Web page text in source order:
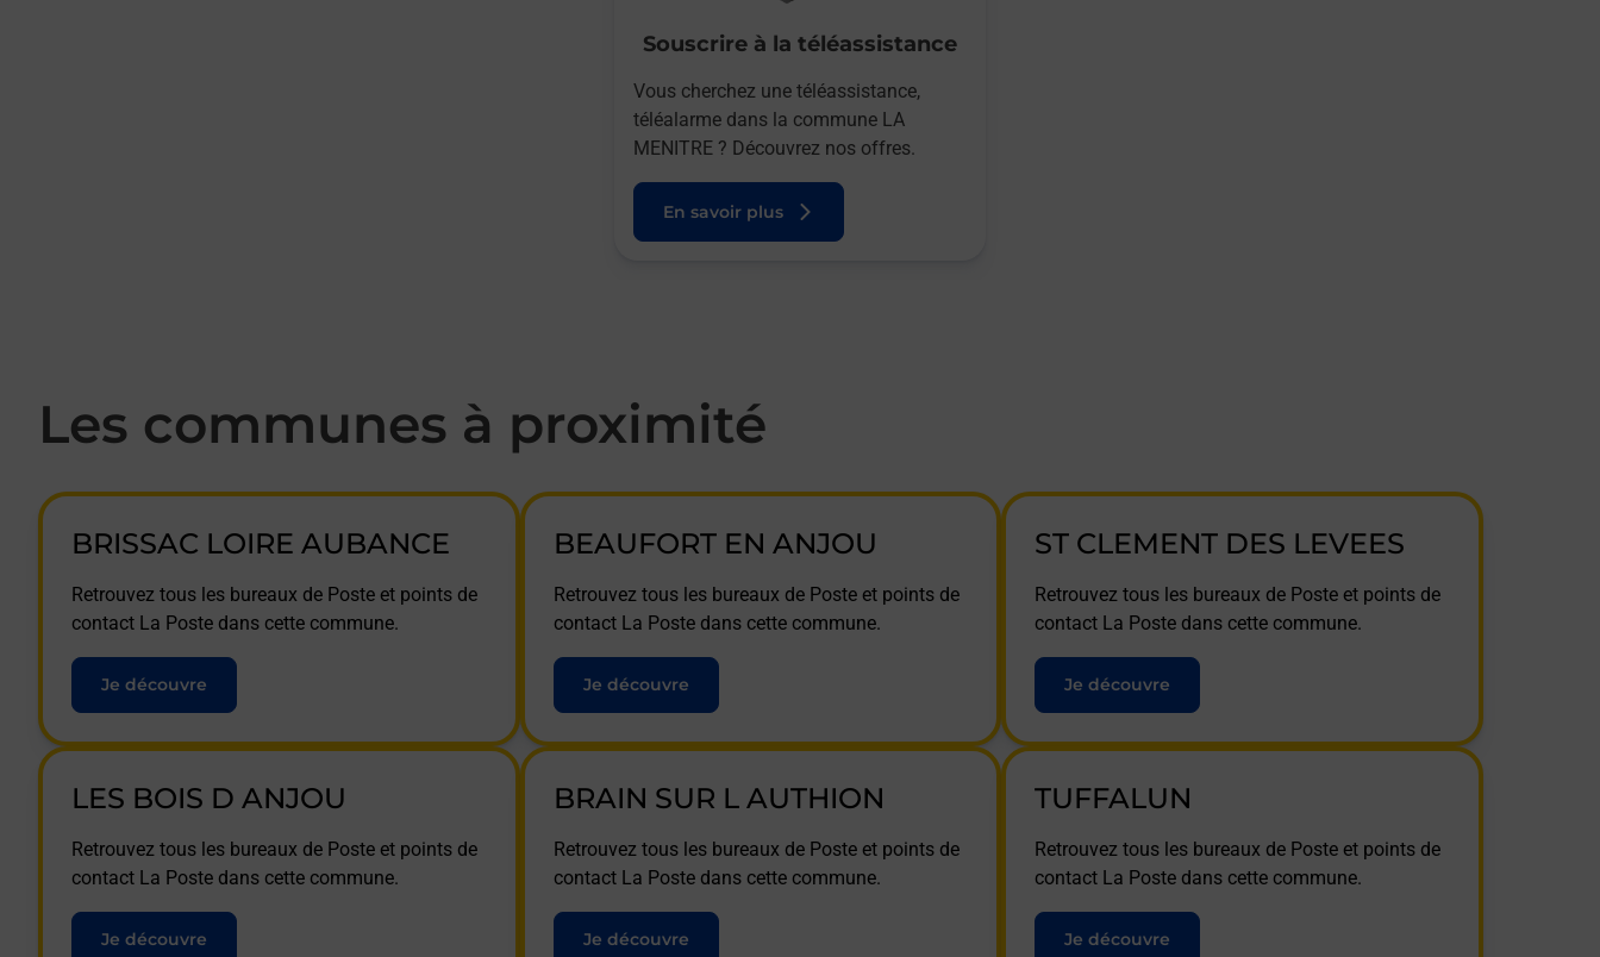
Souscrire à la téléassistance
Vous cherchez une téléassistance,
téléalarme dans la commune LA
MENITRE ? Découvrez nos offres.
En savoir plus
Les communes à proximité
BRISSAC LOIRE AUBANCE
Retrouvez tous les bureaux de Poste et points de
contact La Poste dans cette commune.
Je découvre
BEAUFORT EN ANJOU
Retrouvez tous les bureaux de Poste et points de
contact La Poste dans cette commune.
Je découvre
ST CLEMENT DES LEVEES
Retrouvez tous les bureaux de Poste et points de
contact La Poste dans cette commune.
Je découvre
LES BOIS D ANJOU
Retrouvez tous les bureaux de Poste et points de
contact La Poste dans cette commune.
Je découvre
BRAIN SUR L AUTHION
Retrouvez tous les bureaux de Poste et points de
contact La Poste dans cette commune.
Je découvre
TUFFALUN
Retrouvez tous les bureaux de Poste et points de
contact La Poste dans cette commune.
Je découvre